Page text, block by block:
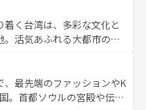
メリカ
てほしい。
を迎えてくれるハワイの
やハワイアンミュージッ
べてがハワイの魅力を彩
報
しい。
るウルル（エアーズロッ
やケアンズの熱帯雨林な
カフェやワイン、オージ
おり、サーフィンやダイ
ドア好きにはたまらな
力を存分に味わいつくそ
く台湾は、多彩な文化と
活気あふれる大都市の台
湾東部など、都市の喧騒
訪れる人に新しい発見と
奥深い台湾の食文化も魅
最先端のファッションやK
。首都ソウルの宮殿や伝統